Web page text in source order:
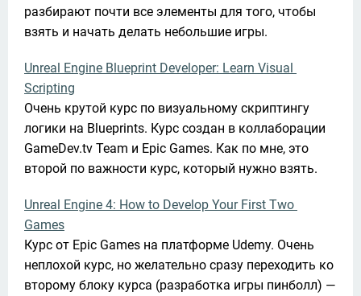
разбирают почти все элементы для того, чтобы
взять и начать делать небольшие игры.
Unreal Engine Blueprint Developer: Learn Visual
Scripting
Очень крутой курс по визуальному скриптингу
логики на Blueprints. Курс создан в коллаборации
GameDev.tv Team и Epic Games. Как по мне, это
второй по важности курс, который нужно взять.
Unreal Engine 4: How to Develop Your First Two
Games
Курс от Epic Games на платформе Udemy. Очень
неплохой курс, но желательно сразу переходить ко
второму блоку курса (разработка игры пинболл) —